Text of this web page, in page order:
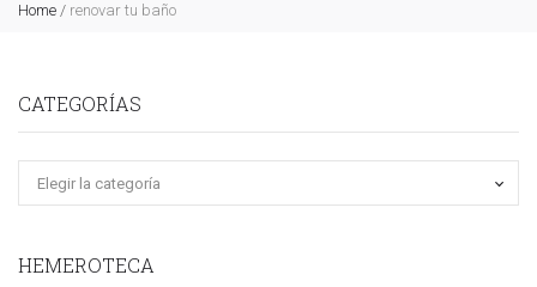
Home / renovar tu baño
CATEGORÍAS
HEMEROTECA